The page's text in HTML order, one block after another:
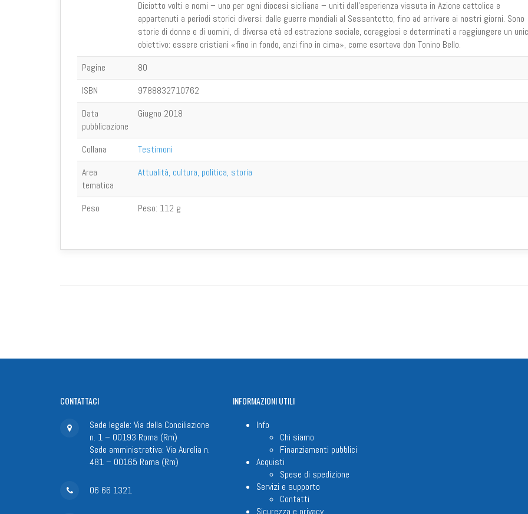
Diciotto volti e nomi – uno per ogni diocesi siciliana – uniti dall’esperienza vissuta in Azione cattolica e
appartenuti a periodi storici diversi: dalle guerre mondiali al Sessantotto, fino ad arrivare ai nostri giorni. Sono
storie di donne e di uomini, di diversa età ed estrazione sociale, coraggiosi e determinati a raggiungere un
obiettivo: essere cristiani «fino in fondo, anzi fino in cima», come esortava don Tonino Bello.
Pagine
80
ISBN
9788832710762
Data
pubblicazione
Giugno 2018
Collana
Testimoni
Area
tematica
Attualità, cultura, politica, storia
Peso Peso: 112 g
CONTATTACI
Sede legale: Via della Conciliazione
n. 1 – 00193 Roma (Rm)
Sede amministrativa: Via Aurelia n.
481 – 00165 Roma (Rm)
06 66 1321
INFORMAZIONIUTILI
Info
Chi siamo
Finanziamenti pubblici
Acquisti
Spese di spedizione
Servizi e supporto
Contatti
Sicurezza e privacy